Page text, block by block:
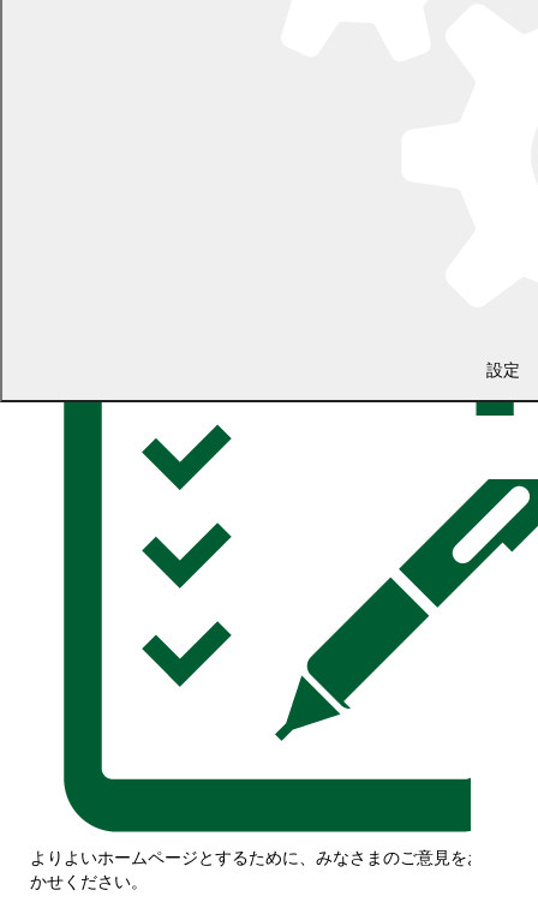
設定
よりよいホームページとするために、みなさまのご意見をお聞
かせください。